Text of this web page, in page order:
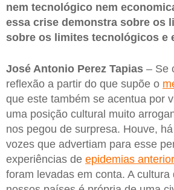
nem tecnológico nem
essa crise demonstra sobre os
sobre os limites tecnológicos e
José Antonio Perez Tapias – Se
reflexão a partir do que supõe o
que este também se acentua por
uma posição cultural muito
nos pegou de surpresa. Houve,
vozes que advertiam para esse
experiências de epidemias
foram levadas em conta. A cultura